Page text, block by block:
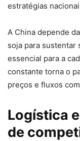
estratégias
A China depende
soja para sustentar
essencial para a
constante torna o
preços e fluxos
Logística
de